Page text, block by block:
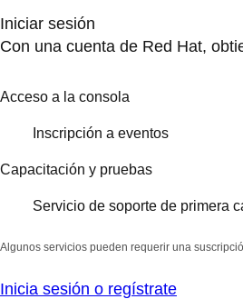
Iniciar sesión
Con una cuenta de Red Hat,
Acceso a la consola
Inscripción a eventos
Capacitación y pruebas
Servicio de soporte de primera
Algunos servicios pueden requerir una
Inicia sesión o regístrate